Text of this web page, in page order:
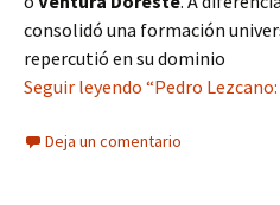
consolidó una formación
repercutió en su dominio
Seguir leyendo “Pedro
Deja un comentario